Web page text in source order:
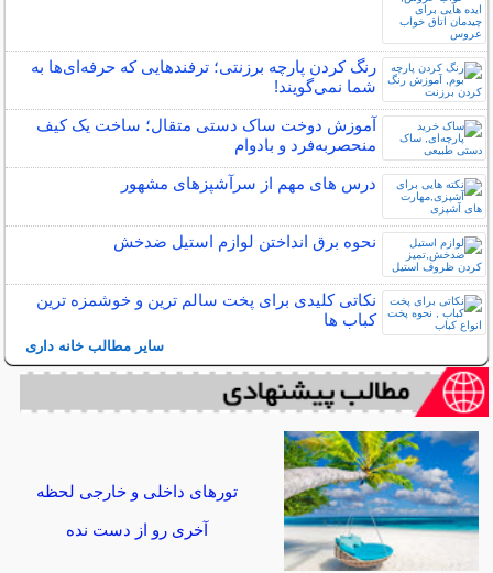
رنگ کردن پارچه برزنتی؛ ترفندهایی که حرفه‌ای‌ها به
شما نمی‌گویند!
آموزش دوخت ساک دستی متقال؛ ساخت یک کیف
منحصربه‌فرد و بادوام
درس های مهم از سرآشپزهای مشهور
نحوه برق انداختن لوازم استیل ضدخش
نکاتی کلیدی برای پخت سالم ترین و خوشمزه ترین
کباب ها
سایر مطالب خانه داری
تورهای داخلی و خارجی لحظه
آخری رو از دست نده